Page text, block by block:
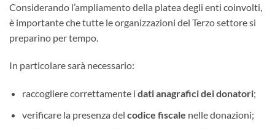
Considerando l’ampliamento della platea degli enti coinvolti,
è importante che tutte le organizzazioni del Terzo settore si
preparino per tempo.
In particolare sarà necessario:
raccogliere correttamente i dati anagrafici dei donatori;
verificare la presenza del codice fiscale nelle donazioni;